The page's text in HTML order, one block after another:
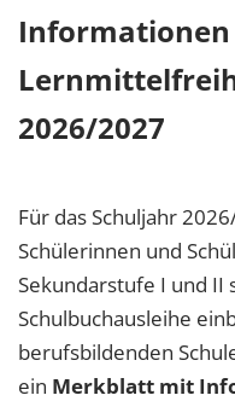
2026/2027
Für das Schuljahr
Schülerinnen und
Sekundarstufe I und II
Schulbuchausleihe
berufsbildenden
ein Merkblatt mit